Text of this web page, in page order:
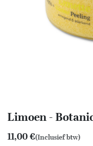
Limoen -
11,00€(Inclusief btw)